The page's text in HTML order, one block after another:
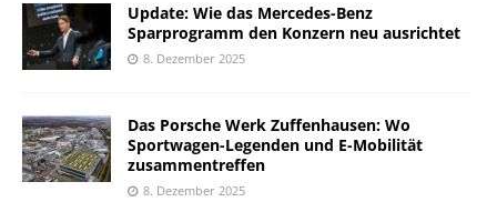
Update: Wie das Mercedes-Benz
Sparprogramm den Konzern neu ausrichtet
8. Dezember 2025
Das Porsche Werk Zuffenhausen: Wo
Sportwagen-Legenden und E-Mobilität
zusammentreffen
8. Dezember 2025